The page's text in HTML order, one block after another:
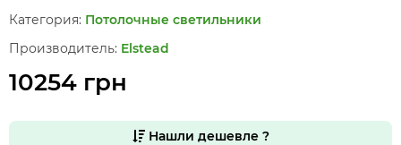
Категория: Потолочные светильники
Производитель: Elstead
10254 грн
Нашли дешевле ?